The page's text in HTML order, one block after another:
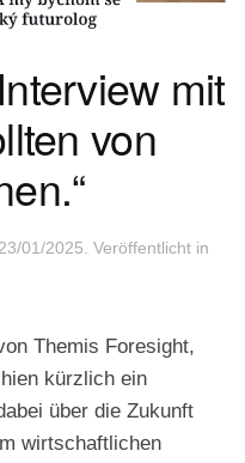
mit
von
23/01/2025 . Veröffentlicht in
Themis Foresight,
kürzlich ein
über die Zukunft
wirtschaftlichen